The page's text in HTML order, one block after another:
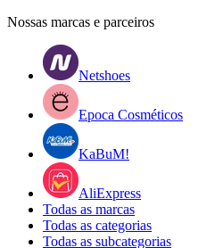
Nossas marcas e parceiros
Netshoes
Epoca Cosméticos
KaBuM!
AliExpress
Todas as marcas
Todas as categorias
Todas as subcategorias